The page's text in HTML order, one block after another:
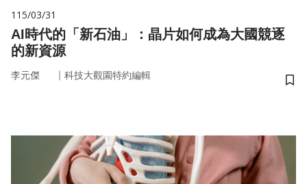
115/03/31
AI時代的「新石油」：晶片如何成為大國競逐
的新資源
李元傑 ｜ 科技大觀園特約編輯
儲